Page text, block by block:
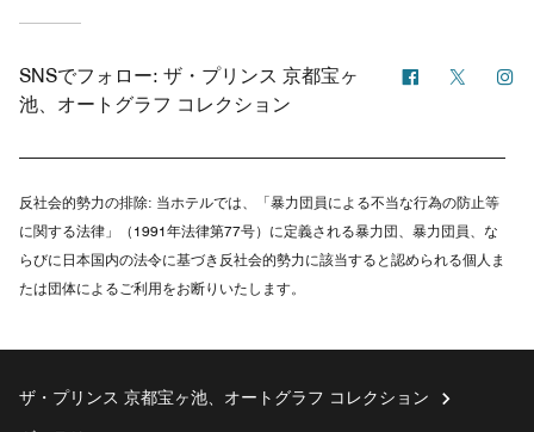
SNSでフォロー: ザ・プリンス 京都宝ヶ
池、オートグラフ コレクション
Facebook
Twitter
反社会的勢力の排除: 当ホテルでは、「暴力団員による不当な行為の防止等
に関する法律」（1991年法律第77号）に定義される暴力団、暴力団員、な
らびに日本国内の法令に基づき反社会的勢力に該当すると認められる個人ま
たは団体によるご利用をお断りいたします。
ザ・プリンス 京都宝ヶ池、オートグラフ コレクション